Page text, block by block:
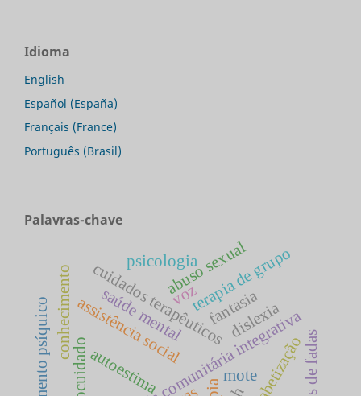
Idioma
English
Español (España)
Français (France)
Português (Brasil)
Palavras-chave
assistência social
terapia comunitária integrativa
autoestima
cuidados terapêuticos
mote
terapia de grupo
autocuidado
conhecimento saúde mental
abuso sexual
psicologia
sofrimento psíquico alfabetização
fantasia
voz
dislexia